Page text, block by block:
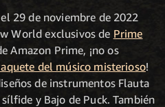
29 de noviembre de 2022
World exclusivos de Prime
Amazon Prime, ¡no os
del músico misterioso!
de instrumentos Flauta
y Bajo de Puck. También